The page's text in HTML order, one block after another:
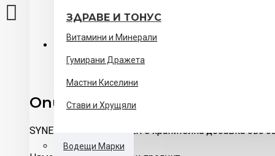
ЗДРАВЕ И ТОНУС
Витамини и Минерали
Гумирани Дражета
Мастни Киселини
Стави и Хрущяли
Водещи Марки
ОПИСАНИЕ ОТЗИВИ
Описание на продукта
SYNE 20 MG FAT BURNER е хранителна добавка
във всяка таблетка, извлечен от Citrus aurantium